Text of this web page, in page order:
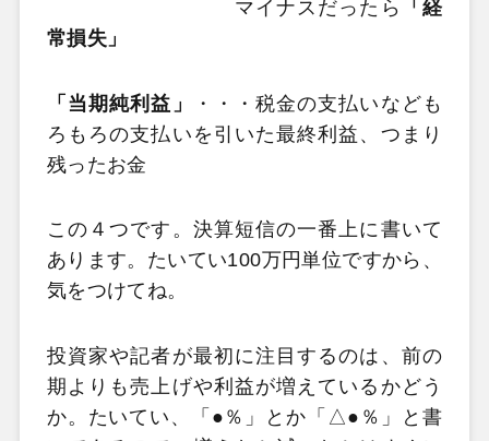
マイナスだったら
「経
常損失」
「当期純利益」
・・・税金の支払いなども
ろもろの支払いを引いた最終利益、つまり
残ったお金
この４つです。決算短信の一番上に書いて
あります。たいてい100万円単位ですから、
気をつけてね。
投資家や記者が最初に注目するのは、前の
期よりも売上げや利益が増えているかどう
か。たいてい、「●％」とか「△●％」と書